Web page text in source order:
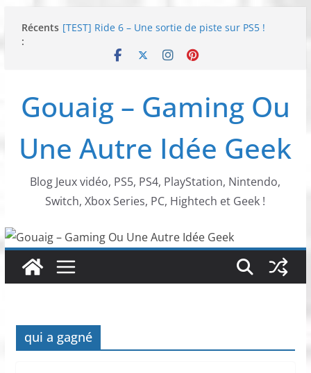
Récents
:
[TEST] Ride 6 – Une sortie de piste sur PS5 !
NEOGEO AES+ : La légende de l’arcade est de
SWITCH 2 : Nouveaux accessoires Turtle Beach X
Gouaig – Gaming Ou
Une Autre Idée Geek
Blog Jeux vidéo, PS5, PS4, PlayStation, Nintendo,
Switch, Xbox Series, PC, Hightech et Geek !
qui a gagné